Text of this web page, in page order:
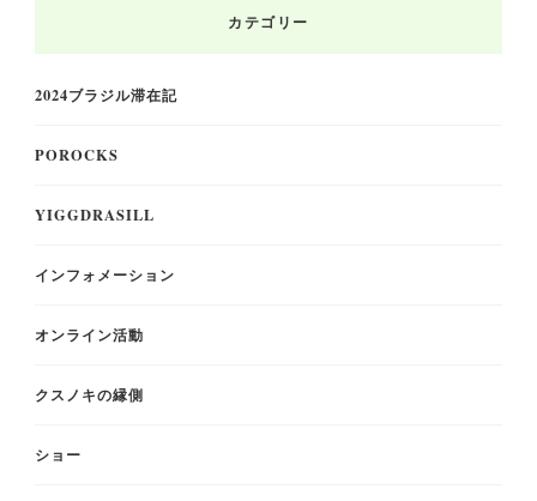
カテゴリー
2024ブラジル滞在記
POROCKS
YIGGDRASILL
インフォメーション
オンライン活動
クスノキの縁側
ショー